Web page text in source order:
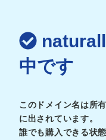
中です
このドメイン名は所
に出されています。
誰でも購入できる状